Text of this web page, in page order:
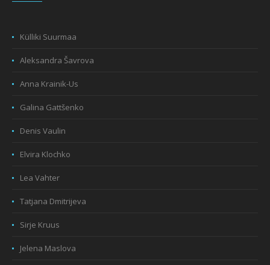
Külliki Suurmaa
Aleksandra Šavrova
Anna Krainik-Us
Galina Gattšenko
Denis Vaulin
Elvira Klochko
Lea Vahter
Tatjana Dmitrijeva
Sirje Kruus
Jelena Maslova